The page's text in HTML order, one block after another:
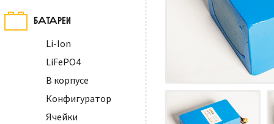
БАТАРЕИ
Li-Ion
LiFePO4
В корпусе
Конфигуратор
Ячейки